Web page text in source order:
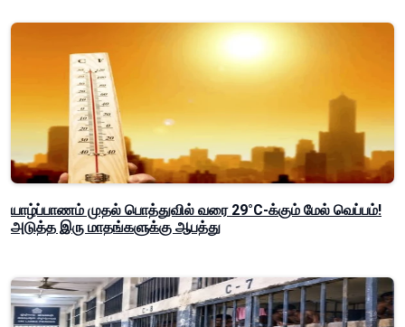
யாழ்ப்பாணம் முதல் பொத்துவில் வரை 29°C-க்கும் மேல் வெப்பம்!
அடுத்த இரு மாதங்களுக்கு ஆபத்து